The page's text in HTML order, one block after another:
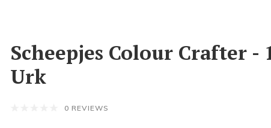
Scheepjes Colour Crafter -
Urk
0 REVIEWS